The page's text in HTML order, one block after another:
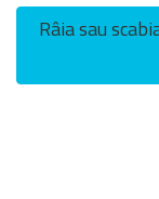
Râia sau